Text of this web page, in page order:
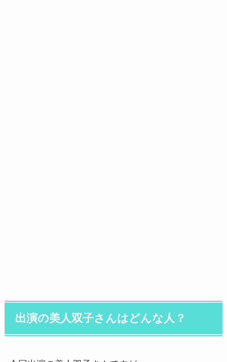
出演の美人双子さんはどんな人？